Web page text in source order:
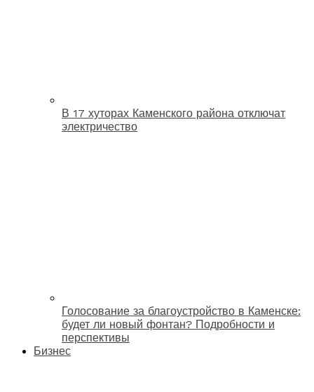
В 17 хуторах Каменского района отключат
электричество
Голосование за благоустройство в Каменске:
будет ли новый фонтан? Подробности и
перспективы
Бизнес